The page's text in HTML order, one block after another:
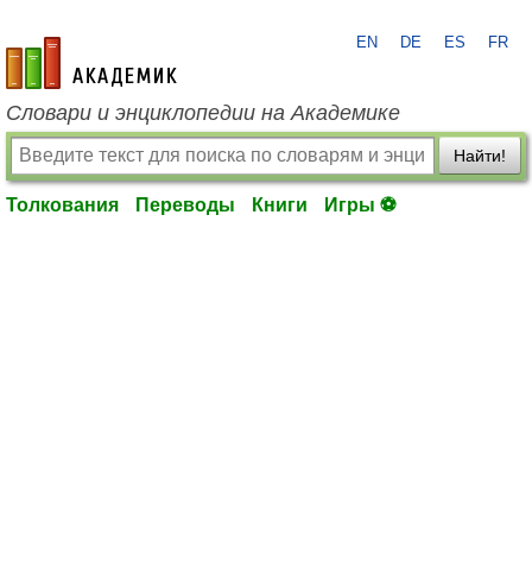
academic.ru
EN DE ES FR
Словари и энциклопедии на Академике
Найти!
Толкования Переводы Книги Игры ⚽